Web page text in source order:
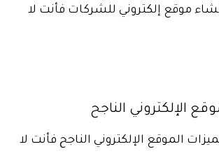
موقع إلكتروني للشركات فأنت لا
الإلكتروني الناجح
الموقع الإلكتروني الناجح فأنت لا